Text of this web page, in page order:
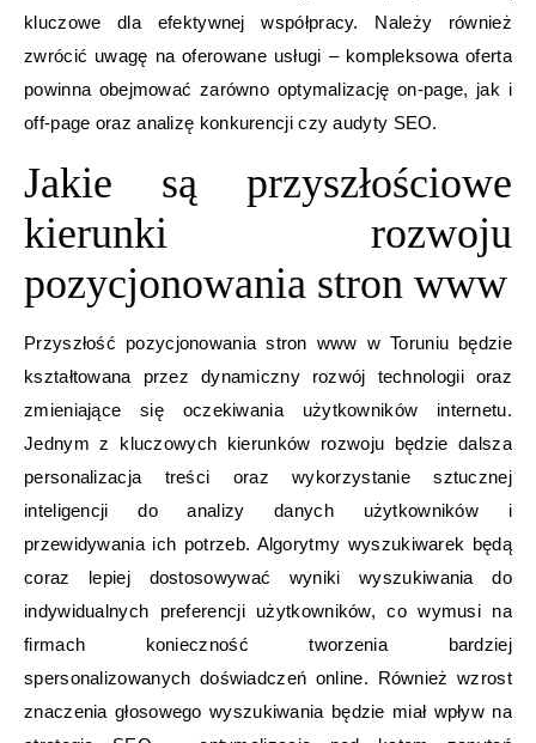
kluczowe dla efektywnej współpracy. Należy również
zwrócić uwagę na oferowane usługi – kompleksowa oferta
powinna obejmować zarówno optymalizację on-page, jak i
off-page oraz analizę konkurencji czy audyty SEO.
Jakie są przyszłościowe
kierunki rozwoju
pozycjonowania stron www
Przyszłość pozycjonowania stron www w Toruniu będzie
kształtowana przez dynamiczny rozwój technologii oraz
zmieniające się oczekiwania użytkowników internetu.
Jednym z kluczowych kierunków rozwoju będzie dalsza
personalizacja treści oraz wykorzystanie sztucznej
inteligencji do analizy danych użytkowników i
przewidywania ich potrzeb. Algorytmy wyszukiwarek będą
coraz lepiej dostosowywać wyniki wyszukiwania do
indywidualnych preferencji użytkowników, co wymusi na
firmach konieczność tworzenia bardziej
spersonalizowanych doświadczeń online. Również wzrost
znaczenia głosowego wyszukiwania będzie miał wpływ na